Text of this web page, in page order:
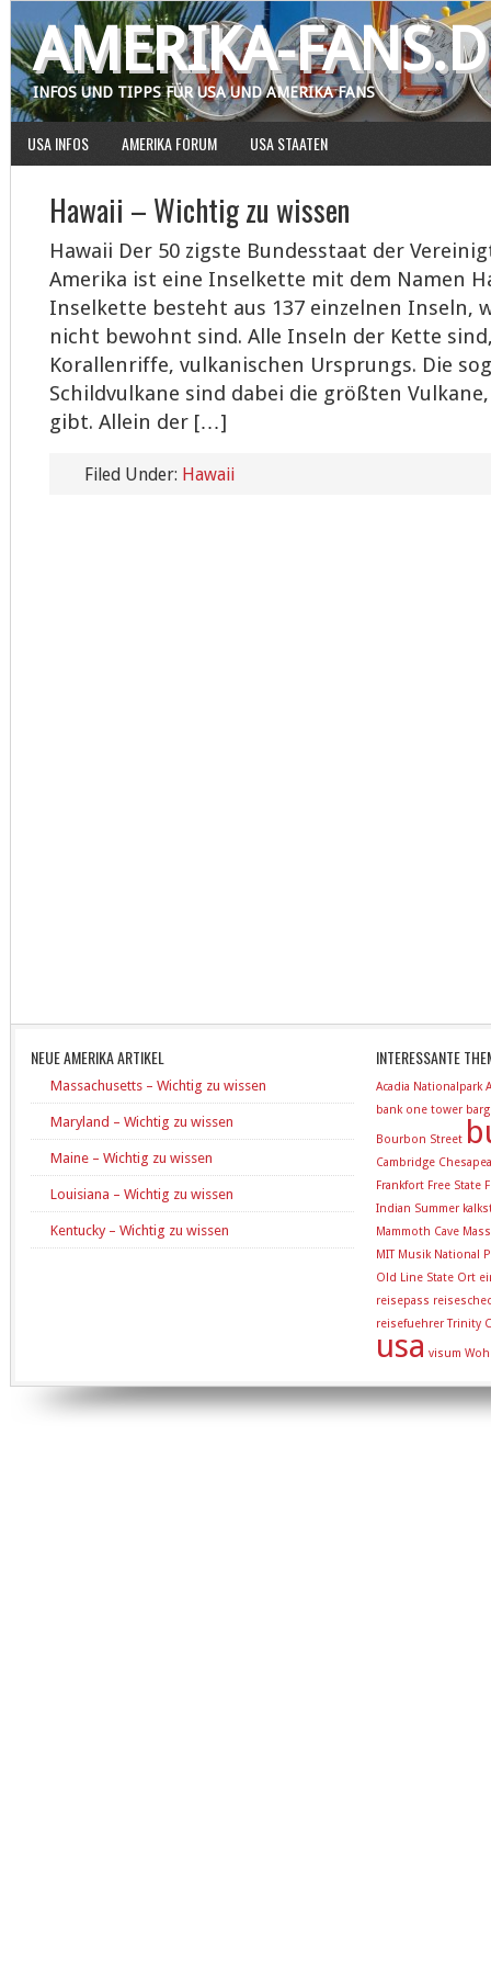
AMERIKA-
INFOS UND TIPPS FÜR USA UND AMERIKA FANS
USA INFOS AMERIKA FORUM USA STAATEN
Hawaii – Wichtig zu wissen
Hawaii Der 50 zigste Bundesstaat der
Amerika ist eine Inselkette mit dem Namen
Inselkette besteht aus 137 einzelnen Inseln,
nicht bewohnt sind. Alle Inseln der Kette
Korallenriffe, vulkanischen Ursprungs. Die
Schildvulkane sind dabei die größten
gibt. Allein der […]
Filed Under: Hawaii
NEUE AMERIKA ARTIKEL
Massachusetts – Wichtig zu wissen
Maryland – Wichtig zu wissen
Maine – Wichtig zu wissen
Louisiana – Wichtig zu wissen
Kentucky – Wichtig zu wissen
INTERESSANTE
Acadia Nationalpark
bank one tower
Bourbon Street
Cambridge
Frankfort Free State
Indian Summer
Mammoth Cave
MIT Musik National
Old Line State Ort
reisepass
reisefuehrer Trinity
usa visum